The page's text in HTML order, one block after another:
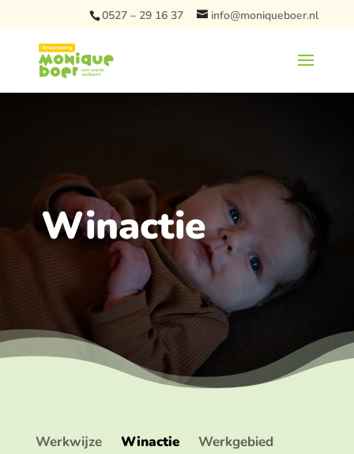
0527 – 29 16 37 info@moniqueboer.nl
Winactie
Werkwijze Winactie
Werkgebied